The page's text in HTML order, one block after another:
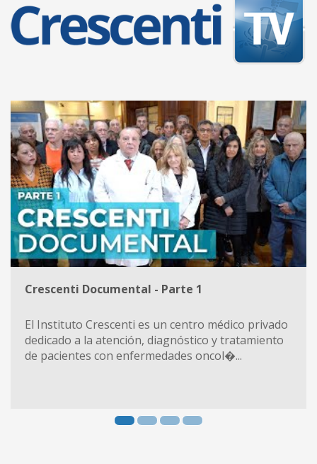
Crescenti Documental - Parte 1
El Instituto Crescenti es un centro médico privado
dedicado a la atención, diagnóstico y tratamiento
de pacientes con enfermedades oncol�...